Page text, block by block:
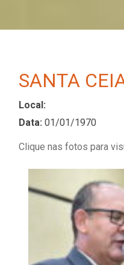
SANTA
Local:
Data: 01/01/1970
Clique nas fotos para